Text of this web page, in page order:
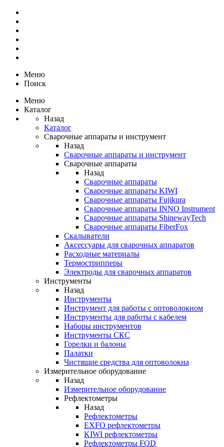
Меню
Поиск
Меню
Каталог
Назад
Каталог
Сварочные аппараты и инструмент
Назад
Сварочные аппараты и инструмент
Сварочные аппараты
Назад
Сварочные аппараты
Сварочные аппараты KIWI
Сварочные аппараты Fujikura
Сварочные аппараты INNO Instrument
Сварочные аппараты ShinewayTech
Cварочные аппараты FiberFox
Скалыватели
Аксессуары для сварочных аппаратов
Расходные материалы
Термострипперы
Электроды для сварочных аппаратов
Инструменты
Назад
Инструменты
Инструмент для работы с оптоволокном
Инструменты для работы с кабелем
Наборы инструментов
Инструменты СКС
Горелки и балоны
Палатки
Чистящие средства для оптоволокна
Измерительное оборудование
Назад
Измерительное оборудование
Рефлектометры
Назад
Рефлектометры
EXFO рефлектометры
KIWI рефлектометры
Рефлектометры FOD